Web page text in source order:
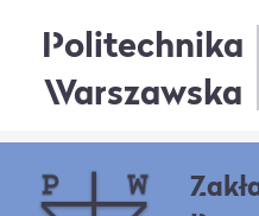
Politechnika
Warszawska